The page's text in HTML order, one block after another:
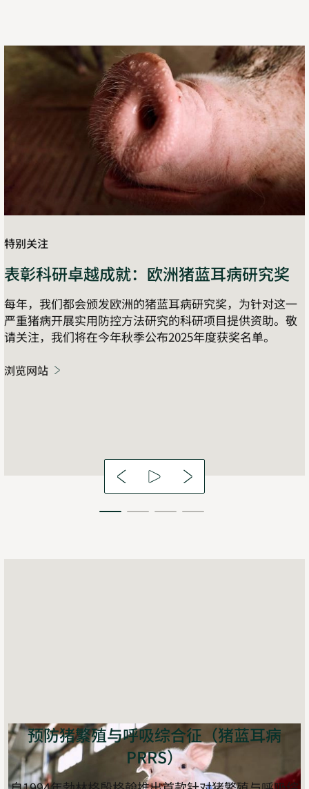
特别关注
表彰科研卓越成就：欧洲猪蓝耳病研究奖
每年，我们都会颁发欧洲的猪蓝耳病研究奖，为针对这一
严重猪病开展实用防控方法研究的科研项目提供资助。敬
请关注，我们将在今年秋季公布2025年度获奖名单。
浏览网站
预防猪繁殖与呼吸综合征（猪蓝耳病
PRRS）